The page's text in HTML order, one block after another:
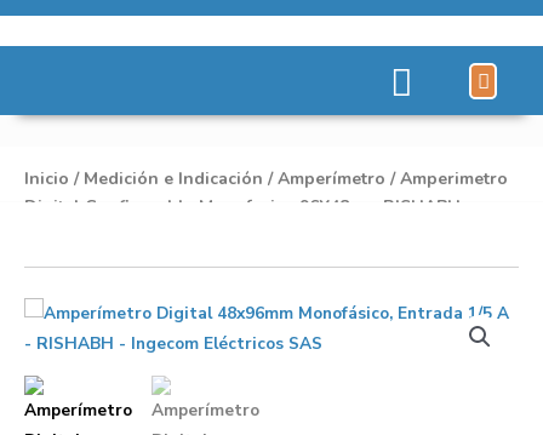
Inicio / Medición e Indicación /Amperímetro / Amperimetro
Digital Configurable Monofasico 96X48mm RISHABH